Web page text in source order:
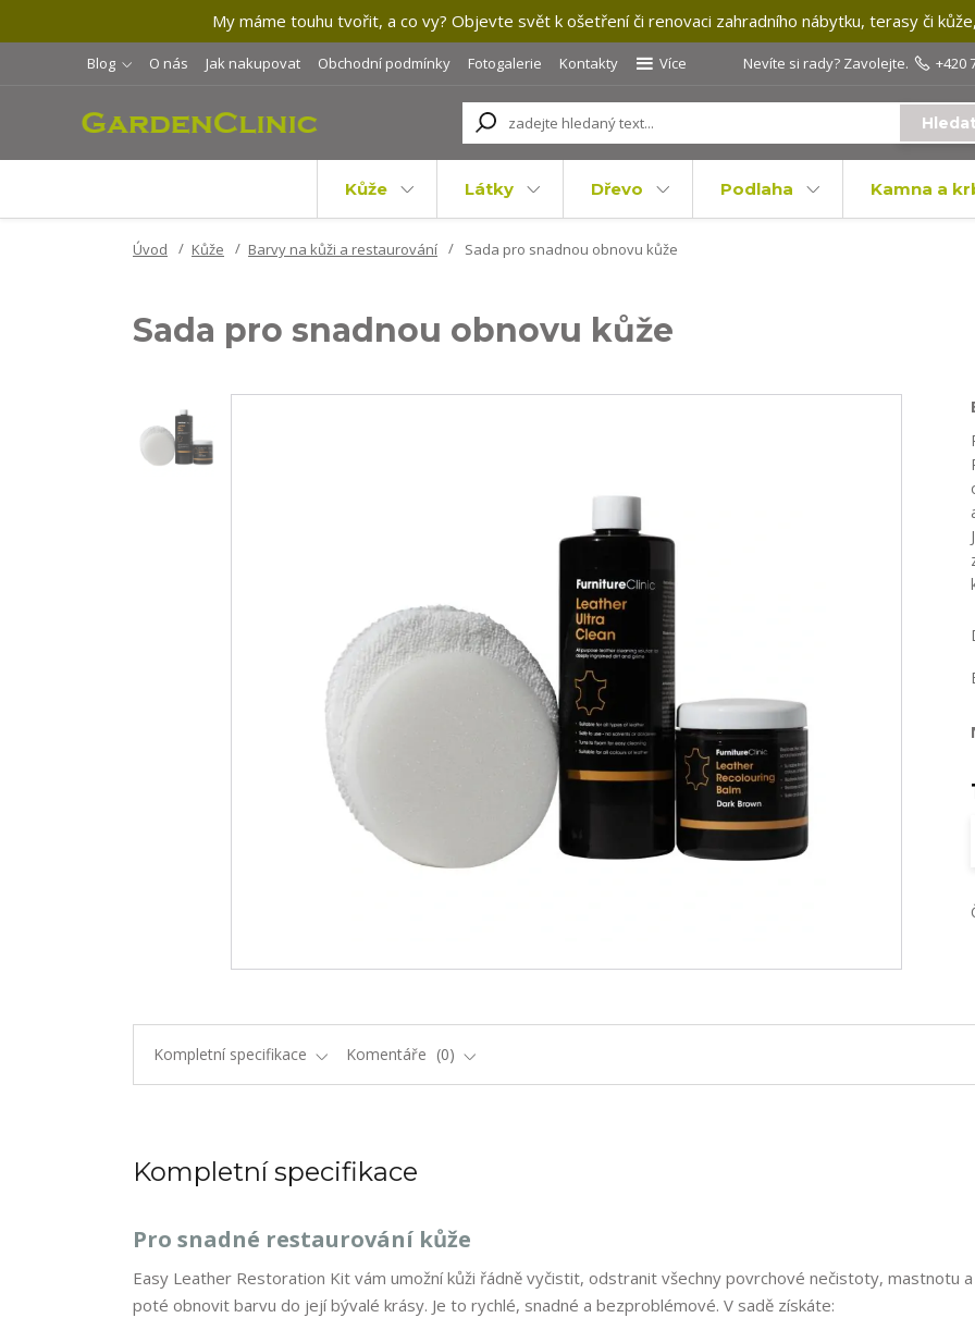
My máme touhu tvořit, a co vy? Objevte svět k ošetření či renovaci zahradního nábytku, terasy či
Blog O nás Jak nakupovat Obchodní podmínky Fotogalerie Kontakty Více
Hledat
Nevíte si rady? Zavolejte. +420
Kůže Látky Dřevo Podlaha Kamna a
Úvod Kůže Barvy na kůži a restaurování Sada pro snadnou obnovu kůže
Sada pro snadnou obnovu kůže
Kompletní specifikace Komentáře 0
Kompletní specifikace
Pro snadné restaurování kůže
Easy Leather Restoration Kit vám umožní kůži řádně vyčistit, odstranit všechny povrchové nečistoty, mastnotu a
poté obnovit barvu do její bývalé krásy. Je to rychlé, snadné a bezproblémové. V sadě získáte: